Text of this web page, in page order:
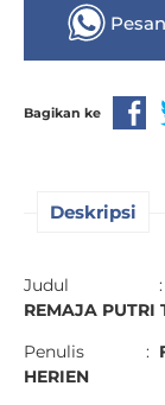
Bagikan ke
Deskripsi
Judul :
REMAJA PUTRI
Penulis :
HERIEN